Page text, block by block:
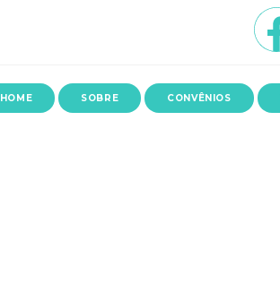
HOME SOBRE CONVÊNIOS